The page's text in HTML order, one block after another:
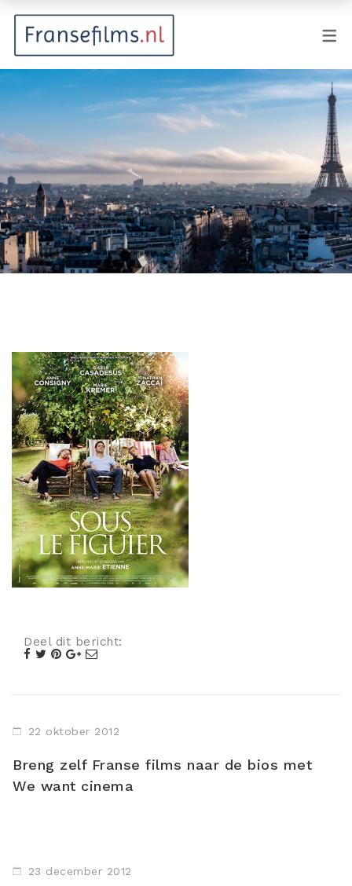
Animatie
Documentaire
Drama
Fantasy
Horror
Misdaad
Musical
Oorlogsfilm
Romantische komedie
Thriller
Deel dit bericht:
22 oktober 2012
Breng zelf Franse films naar de bios met
We want cinema
23 december 2012